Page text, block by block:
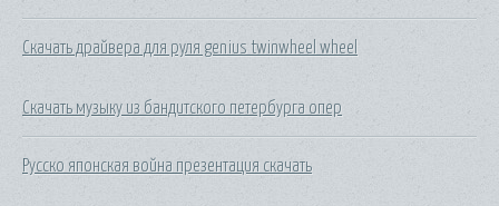
Скачать драйвера для руля genius twinwheel wheel
Скачать музыку из бандитского петербурга опер
Русско японская война презентация скачать